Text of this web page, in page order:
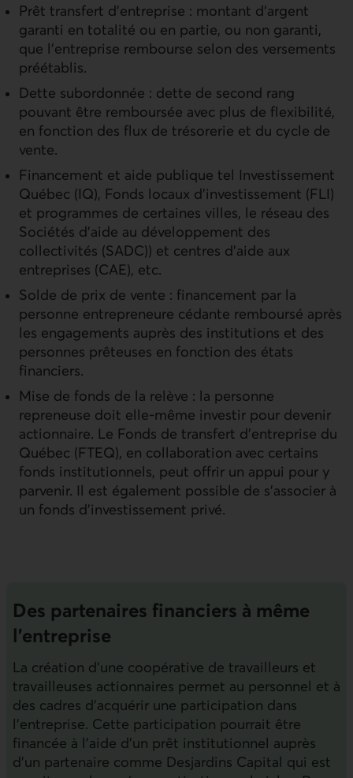
Prêt transfert d’entreprise : montant d’argent
garanti en totalité ou en partie, ou non garanti,
que l’entreprise rembourse selon des versements
préétablis.
Dette subordonnée : dette de second rang
pouvant être remboursée avec plus de flexibilité,
en fonction des flux de trésorerie et du cycle de
vente.
Financement et aide publique tel Investissement
Québec (IQ), Fonds locaux d'investissement (FLI)
et programmes de certaines villes, le réseau des
Sociétés d'aide au développement des
collectivités (SADC)) et centres d'aide aux
entreprises (CAE), etc.
Solde de prix de vente : financement par la
personne entrepreneure cédante remboursé après
les engagements auprès des institutions et des
personnes prêteuses en fonction des états
financiers.
Mise de fonds de la relève : la personne
repreneuse doit elle-même investir pour devenir
actionnaire. Le Fonds de transfert d’entreprise du
Québec (FTEQ), en collaboration avec certains
fonds institutionnels, peut offrir un appui pour y
parvenir. Il est également possible de s’associer à
un fonds d’investissement privé.
Des partenaires financiers à même
l’entreprise
La création d’une coopérative de travailleurs et
travailleuses actionnaires permet au personnel et à
des cadres d’acquérir une participation dans
l’entreprise. Cette participation pourrait être
financée à l’aide d’un prêt institutionnel auprès
d’un partenaire comme Desjardins Capital qui est